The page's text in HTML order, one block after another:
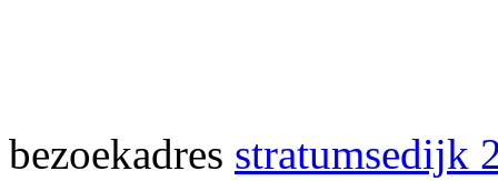
bezoekadres stratumsedijk